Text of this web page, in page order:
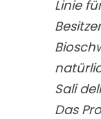
Linie
Sali
Das